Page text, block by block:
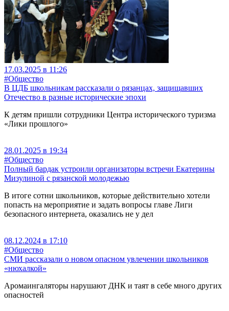
17.03.2025 в 11:26
#Общество
В ЦДБ школьникам рассказали о рязанцах, защищавших
Отечество в разные исторические эпохи
К детям пришли сотрудники Центра исторического туризма
«Лики прошлого»
28.01.2025 в 19:34
#Общество
Полный бардак устроили организаторы встречи Екатерины
Мизулиной с рязанской молодежью
В итоге сотни школьников, которые действительно хотели
попасть на мероприятие и задать вопросы главе Лиги
безопасного интернета, оказались не у дел
08.12.2024 в 17:10
#Общество
СМИ рассказали о новом опасном увлечении школьников
«нюхалкой»
Аромаингаляторы нарушают ДНК и таят в себе много других
опасностей